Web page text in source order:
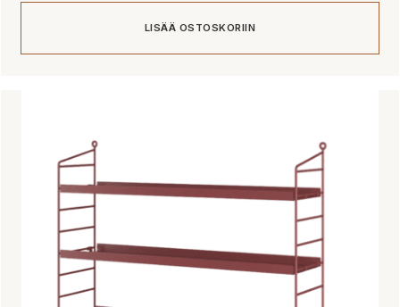
LISÄÄ OSTOSKORIIN